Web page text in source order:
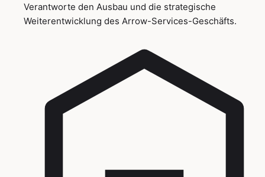
Verantworte den Ausbau und die strategische
Weiterentwicklung des Arrow-Services-Geschäfts.